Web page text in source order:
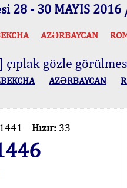
28 - 30 MAYIS 2016
AZӘRBAYCAN
gözle
AZӘRBAYCAN
1441 Hızır: 33